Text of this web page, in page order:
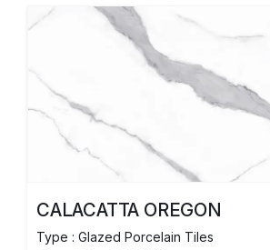
CALACATTA OREGON
Type : Glazed Porcelain Tiles